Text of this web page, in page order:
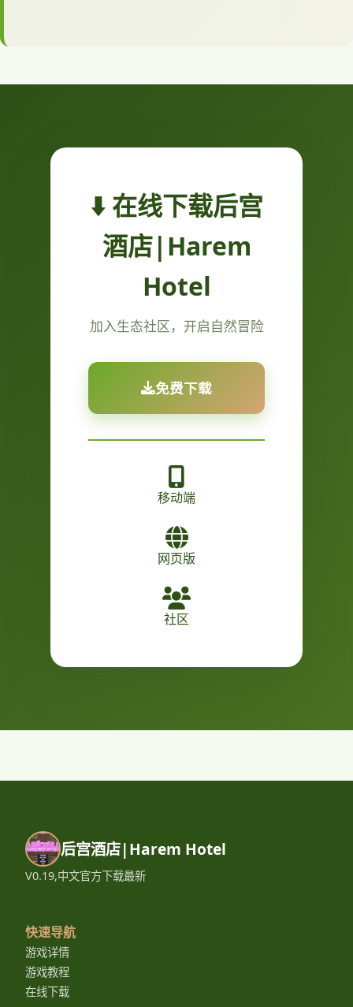
⬇️ 在线下载后宫
酒店|Harem
Hotel
加入生态社区，开启自然冒险
免费下载
移动端
网页版
社区
后宫酒店|Harem Hotel
V0.19,中文官方下载最新
快速导航
游戏详情
游戏教程
在线下载